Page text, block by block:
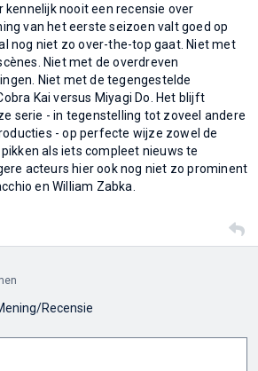
kennelijk nooit een recensie over
van het eerste seizoen valt goed op
nog niet zo over-the-top gaat. Niet met
Niet met de overdreven
Niet met de tegengestelde
Kai versus Miyagi Do. Het blijft
serie - in tegenstelling tot zoveel andere
- op perfecte wijze zowel de
als iets compleet nieuws te
acteurs hier ook nog niet zo prominent
en William Zabka.
Recensie